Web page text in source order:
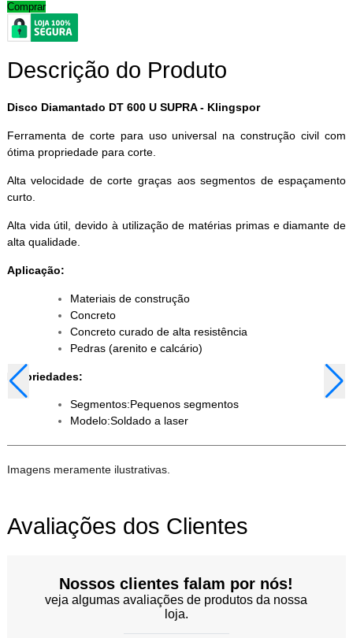
Comprar
Descrição do Produto
Disco Diamantado DT 600 U SUPRA - Klingspor
Ferramenta de corte para uso universal na construção civil com
ótima propriedade para corte.
Alta velocidade de corte graças aos segmentos de espaçamento
curto.
Alta vida útil, devido à utilização de matérias primas e diamante de
alta qualidade.
Aplicação:
Materiais de construção
Concreto
Concreto curado de alta resistência
Pedras (arenito e calcário)
Propriedades:
Segmentos:Pequenos segmentos
Modelo:Soldado a laser
Imagens meramente ilustrativas.
Avaliações dos Clientes
Nossos clientes falam por nós!
veja algumas avaliações de produtos da nossa
loja.